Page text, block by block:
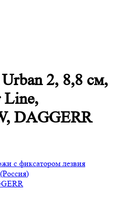
2, 8,8 см,
Line,
DAGGERR
с фиксатором лезвия